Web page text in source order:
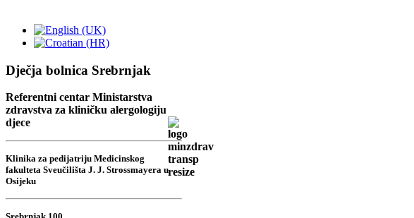
Dječja bolnica Srebrnjak
Referentni centar Ministarstva
zdravstva za kliničku alergologiju
djece
Klinika za pedijatriju Medicinskog
fakulteta Sveučilišta J. J. Strossmayera u
Osijeku